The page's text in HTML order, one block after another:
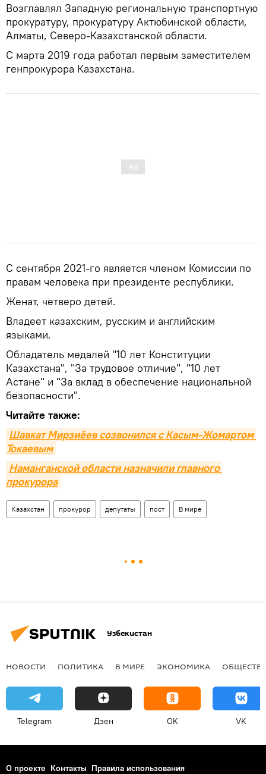
Возглавлял Западную региональную транспортную
прокуратуру, прокуратуру Актюбинской области,
Алматы, Северо-Казахстанской области.
С марта 2019 года работал первым заместителем
генпрокурора Казахстана.
С сентября 2021-го является членом Комиссии по
правам человека при президенте республики.
Женат, четверо детей.
Владеет казахским, русским и английским
языками.
Обладатель медалей "10 лет Конституции
Казахстана", "За трудовое отличие", "10 лет
Астане" и "За вклад в обеспечение национальной
безопасности".
Читайте также:
Шавкат Мирзиёев созвонился с Касым-Жомартом
Токаевым
Наманганской области назначили главного
прокурора
Казахстан прокурор депутаты пост В мире
Узбекистан
НОВОСТИ ПОЛИТИКА В МИРЕ ЭКОНОМИКА
Telegram Дзен OK VK
О проекте Контакты Правила использования